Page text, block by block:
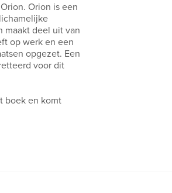
Orion is een
maakt deel uit van
op werk en een
opgezet. Een
voor dit
boek en komt